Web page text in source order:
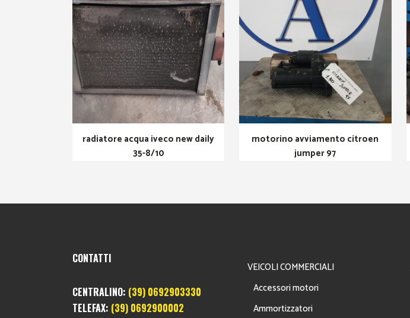
radiatore acqua iveco new daily
35-8/10
motorino avviamento citroen
jumper 97
CONTATTI
CENTRALINO: (39) 0692903330
TELEFAX: (39) 0692900002
VEICOLI COMMERCIALI
Accessori motori
Ammortizzatori